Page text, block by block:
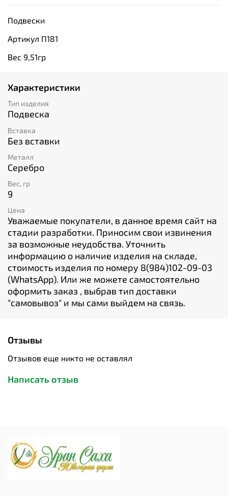
Подвески
Артикул П181
Вес 9,51гр
Характеристики
Тип изделия
Подвеска
Вставка
Без вставки
Металл
Серебро
Вес, гр
9
Цена
Уважаемые покупатели, в данное время сайт на
стадии разработки. Приносим свои извинения
за возможные неудобства. Уточнить
информацию о наличие изделия на складе,
стоимость изделия по номеру 8(984)102-09-03
(WhatsApp). Или же можете самостоятельно
оформить заказ , выбрав тип доставки
"cамовывоз" и мы сами выйдем на связь.
Отзывы
Отзывов еще никто не оставлял
Написать отзыв